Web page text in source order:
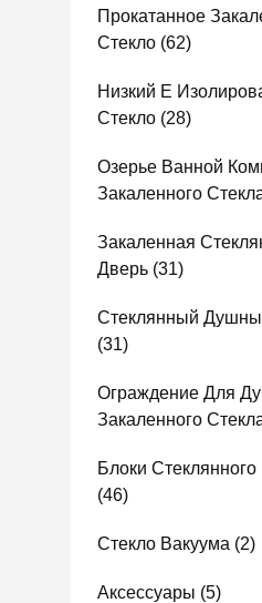
Прокатанное
Стекло (62)
Низкий E
Стекло (28)
Озерье Ванной
Закаленного
Закаленная
Дверь (31)
Стеклянный
(31)
Ограждение Для
Закаленного
Блоки Стеклянного
(46)
Стекло Вакуума (2)
Аксессуары (5)